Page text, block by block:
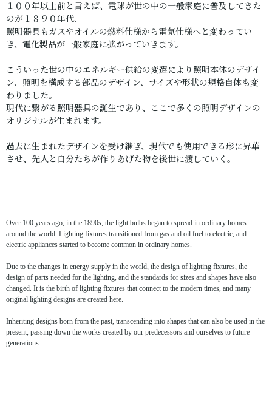
１００年以上前と言えば、電球が世の中の一般家庭に普及してきた
のが１８９０年代、
照明器具もガスやオイルの燃料仕様から電気仕様へと変わってい
き、電化製品が一般家庭に拡がっていきます。
こういった世の中のエネルギー供給の変遷により照明本体のデザイ
ン、照明を構成する部品のデザイン、サイズや形状の規格自体も変
わりました。
現代に繋がる照明器具の誕生であり、ここで多くの照明デザインの
オリジナルが生まれます。
過去に生まれたデザインを受け継ぎ、現代でも使用できる形に昇華
させ、先人と自分たちが作りあげた物を後世に渡していく。
Over 100 years ago, in the 1890s, the light bulbs began to spread in ordinary homes
around the world. Lighting fixtures transitioned from gas and oil fuel to electric, and
electric appliances started to become common in ordinary homes.
Due to the changes in energy supply in the world, the design of lighting fixtures, the
design of parts needed for the lighting, and the standards for sizes and shapes have also
changed. It is the birth of lighting fixtures that connect to the modern times, and many
original lighting designs are created here.
Inheriting designs born from the past, transcending into shapes that can also be used in the
present, passing down the works created by our predecessors and ourselves to future
generations.